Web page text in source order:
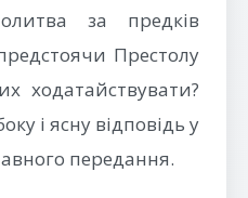
за предків
Престолу
ходатайствувати?
і ясну відповідь у
передання.